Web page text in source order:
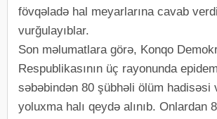
fövqəladə hal meyarlarına cavab
vurğulayıblar.
Son məlumatlara görə, Konqo
Respublikasının üç rayonunda
səbəbindən 80 şübhəli ölüm hadisəsi
yoluxma halı qeydə alınıb. Onlardan